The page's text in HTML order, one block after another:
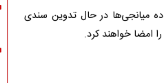
میانجی‌ها در حال تدوین سندی
امضا خواهند کرد.